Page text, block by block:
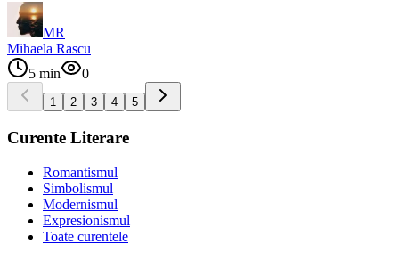
MR
Mihaela Rascu
5 min 0
1 2 3 4 5
Curente Literare
Romantismul
Simbolismul
Modernismul
Expresionismul
Toate curentele